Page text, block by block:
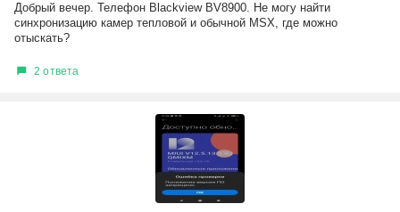
Добрый вечер. Телефон Blackview BV8900. Не могу найти
синхронизацию камер тепловой и обычной MSX, где можно
отыскать?
2 ответа